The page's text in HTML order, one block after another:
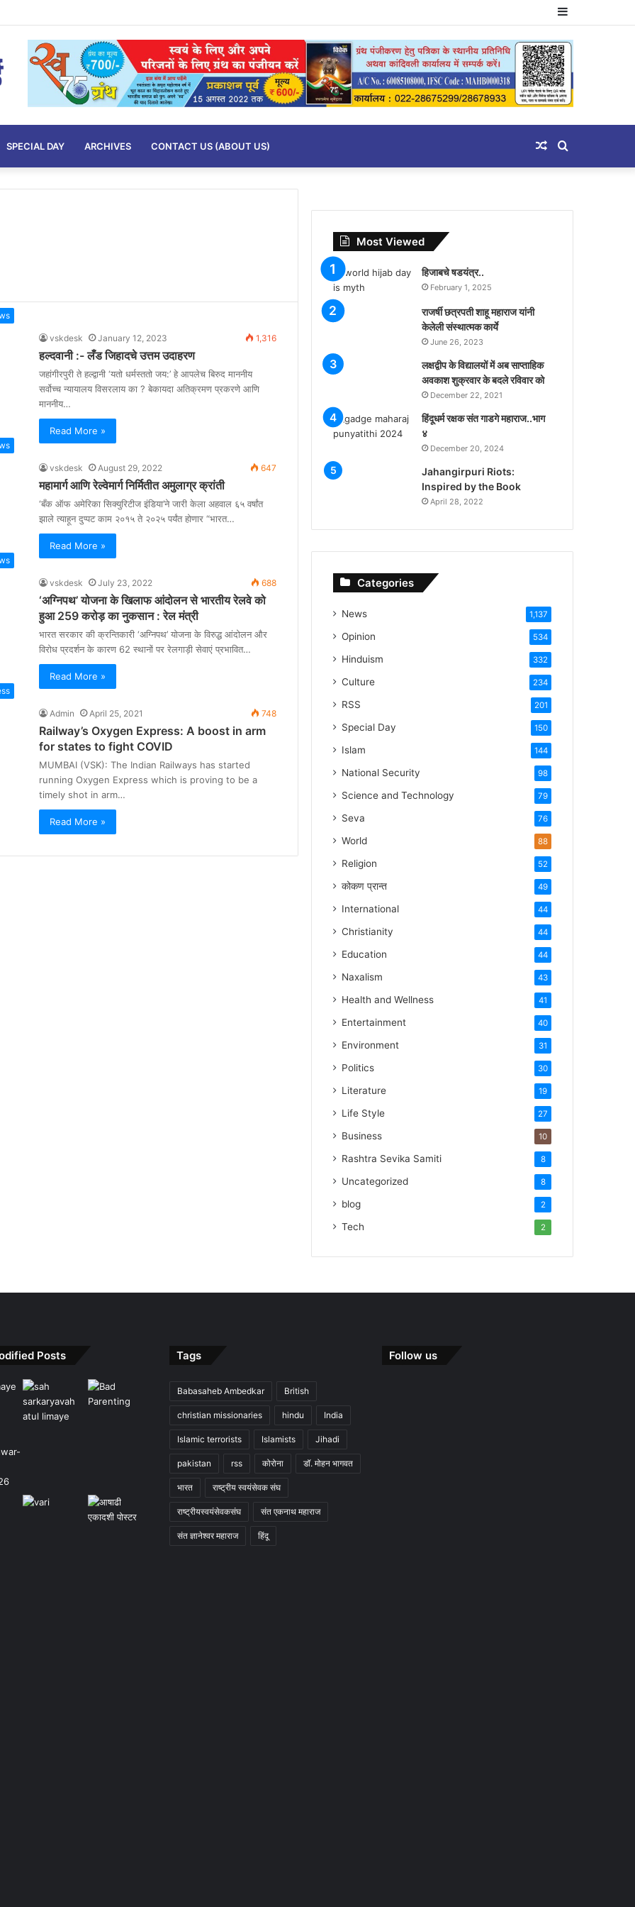
SPECIAL DAY ARCHIVES CONTACT US (ABOUT US) Search
Random
vskdesk January 12, 2023 1,316
हल्दवानी :- लँड जिहादचे उत्तम उदाहरण
जहांगीरपुरी ते हल्द्वानी ‘यतो धर्मस्ततो जय:’ हे आपलेच बिरुद माननीय
सर्वोच्च न्यायालय विसरलाय का ? बेकायदा अतिक्रमण प्रकरणे आणि
माननीय…
Read More »
vskdesk August 29, 2022 647
महामार्ग आणि रेल्वेमार्ग निर्मितीत अमुलाग्र क्रांती
‘बँक ऑफ अमेरिका सिक्युरिटीज इंडिया’ने जारी केला अहवाल ६५ वर्षांत
झाले त्याहून दुप्पट काम २०१५ ते २०२५ पर्यंत होणार “भारत…
Read More »
vskdesk July 23, 2022 688
‘अग्निपथ’ योजना के खिलाफ आंदोलन से भारतीय रेलवे को
हुआ 259 करोड़ का नुकसान : रेल मंत्री
भारत सरकार की क्रन्तिकारी ‘अग्निपथ’ योजना के विरुद्ध आंदोलन और
विरोध प्रदर्शन के कारण 62 स्थानों पर रेलगाड़ी सेवाएं प्रभावित…
Read More »
Admin April 25, 2021 748
Railway’s Oxygen Express: A boost in arm
for states to fight COVID
MUMBAI (VSK): The Indian Railways has started
running Oxygen Express which is proving to be a
timely shot in arm…
Read More »
Most Viewed
हिजाबचे षडयंत्र..
February 1, 2025
राजर्षी छत्रपती शाहू महाराज यांनी
केलेली संस्थात्मक कार्ये
June 26, 2023
लक्षद्वीप के विद्यालयों में अब साप्ताहिक
अवकाश शुक्रवार के बदले रविवार को
December 22, 2021
हिंदूधर्म रक्षक संत गाडगे महाराज..भाग
४
December 20, 2024
Jahangirpuri Riots:
Inspired by the Book
April 28, 2022
Categories
News 1,137
Opinion 534
Hinduism 332
Culture 234
RSS 201
Special Day 150
Islam 144
National Security 98
Science and Technology 79
Seva 76
World 88
Religion 52
कोकण प्रान्त 49
International 44
Christianity 44
Education 44
Naxalism 43
Health and Wellness 41
Entertainment 40
Environment 31
Politics 30
Literature 19
Life Style 27
Business 10
Rashtra Sevika Samiti 8
Uncategorized 8
blog 2
Tech 2
Posts Tags
Babasaheb Ambedkar British
christian missionaries hindu India
Islamic terrorists Islamists Jihadi
pakistan rss कोरोना डॉ. मोहन भागवत
भारत राष्ट्रीय स्वयंसेवक संघ
राष्ट्रीयस्वयंसेवकसंघ संत एकनाथ महाराज
संत ज्ञानेश्वर महाराज हिंदू
Follow us